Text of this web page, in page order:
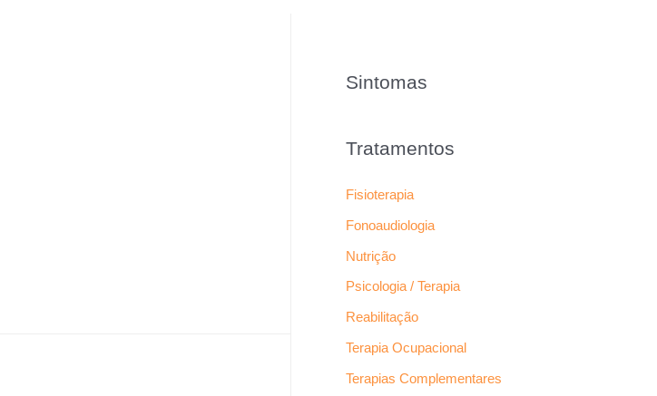
Sintomas
Tratamentos
Fisioterapia
Fonoaudiologia
Nutrição
Psicologia / Terapia
Reabilitação
Terapia Ocupacional
Terapias Complementares